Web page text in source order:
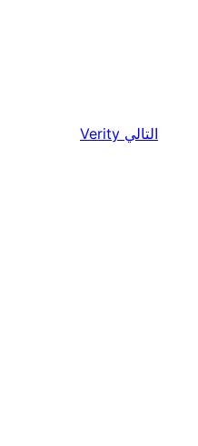
التالي Verity